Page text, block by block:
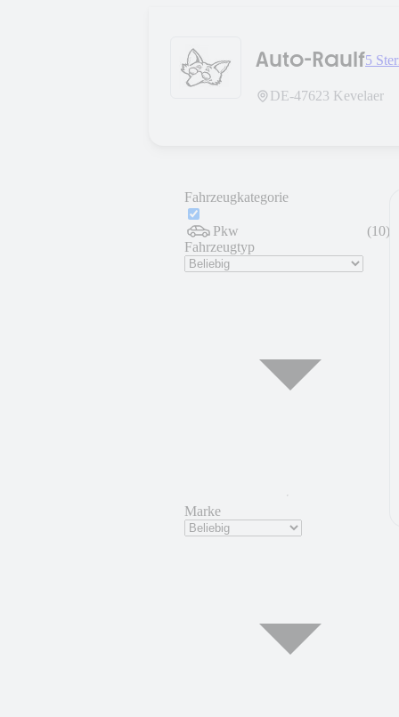
Auto-Raulf5
DE-47623 Kevelaer
Fahrzeugkategorie
Pkw (10)
Fahrzeugtyp
Marke